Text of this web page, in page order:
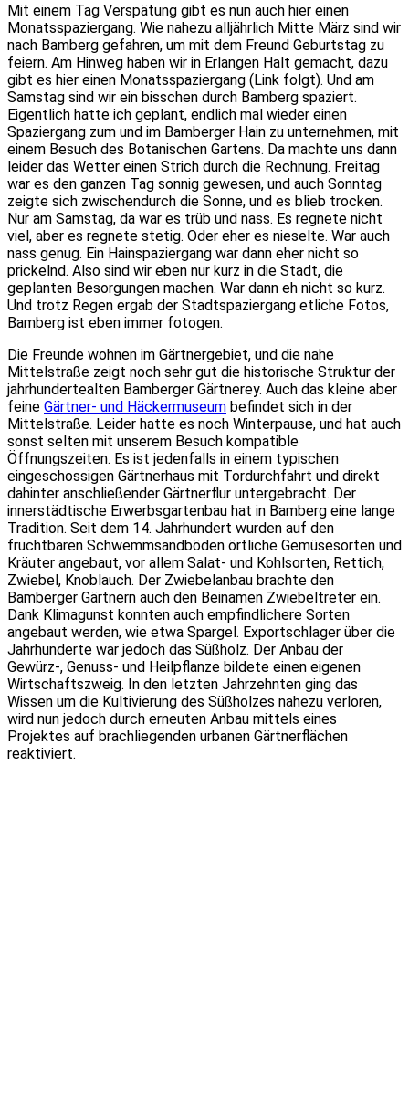
Mit einem Tag Verspätung gibt es nun auch hier einen
Monatsspaziergang. Wie nahezu alljährlich Mitte März sind wir
nach Bamberg gefahren, um mit dem Freund Geburtstag zu
feiern. Am Hinweg haben wir in Erlangen Halt gemacht, dazu
gibt es hier einen Monatsspaziergang (Link folgt). Und am
Samstag sind wir ein bisschen durch Bamberg spaziert.
Eigentlich hatte ich geplant, endlich mal wieder einen
Spaziergang zum und im Bamberger Hain zu unternehmen, mit
einem Besuch des Botanischen Gartens. Da machte uns dann
leider das Wetter einen Strich durch die Rechnung. Freitag
war es den ganzen Tag sonnig gewesen, und auch Sonntag
zeigte sich zwischendurch die Sonne, und es blieb trocken.
Nur am Samstag, da war es trüb und nass. Es regnete nicht
viel, aber es regnete stetig. Oder eher es nieselte. War auch
nass genug. Ein Hainspaziergang war dann eher nicht so
prickelnd. Also sind wir eben nur kurz in die Stadt, die
geplanten Besorgungen machen. War dann eh nicht so kurz.
Und trotz Regen ergab der Stadtspaziergang etliche Fotos,
Bamberg ist eben immer fotogen.
Die Freunde wohnen im Gärtnergebiet, und die nahe
Mittelstraße zeigt noch sehr gut die historische Struktur der
jahrhundertealten Bamberger Gärtnerey. Auch das kleine aber
feine Gärtner- und Häckermuseum befindet sich in der
Mittelstraße. Leider hatte es noch Winterpause, und hat auch
sonst selten mit unserem Besuch kompatible
Öffnungszeiten. Es ist jedenfalls in einem typischen
eingeschossigen Gärtnerhaus mit Tordurchfahrt und direkt
dahinter anschließender Gärtnerflur untergebracht. Der
innerstädtische Erwerbsgartenbau hat in Bamberg eine lange
Tradition. Seit dem 14. Jahrhundert wurden auf den
fruchtbaren Schwemmsandböden örtliche Gemüsesorten und
Kräuter angebaut, vor allem Salat- und Kohlsorten, Rettich,
Zwiebel, Knoblauch. Der Zwiebelanbau brachte den
Bamberger Gärtnern auch den Beinamen Zwiebeltreter ein.
Dank Klimagunst konnten auch empfindlichere Sorten
angebaut werden, wie etwa Spargel. Exportschlager über die
Jahrhunderte war jedoch das Süßholz. Der Anbau der
Gewürz-, Genuss- und Heilpflanze bildete einen eigenen
Wirtschaftszweig. In den letzten Jahrzehnten ging das
Wissen um die Kultivierung des Süßholzes nahezu verloren,
wird nun jedoch durch erneuten Anbau mittels eines
Projektes auf brachliegenden urbanen Gärtnerflächen
reaktiviert.